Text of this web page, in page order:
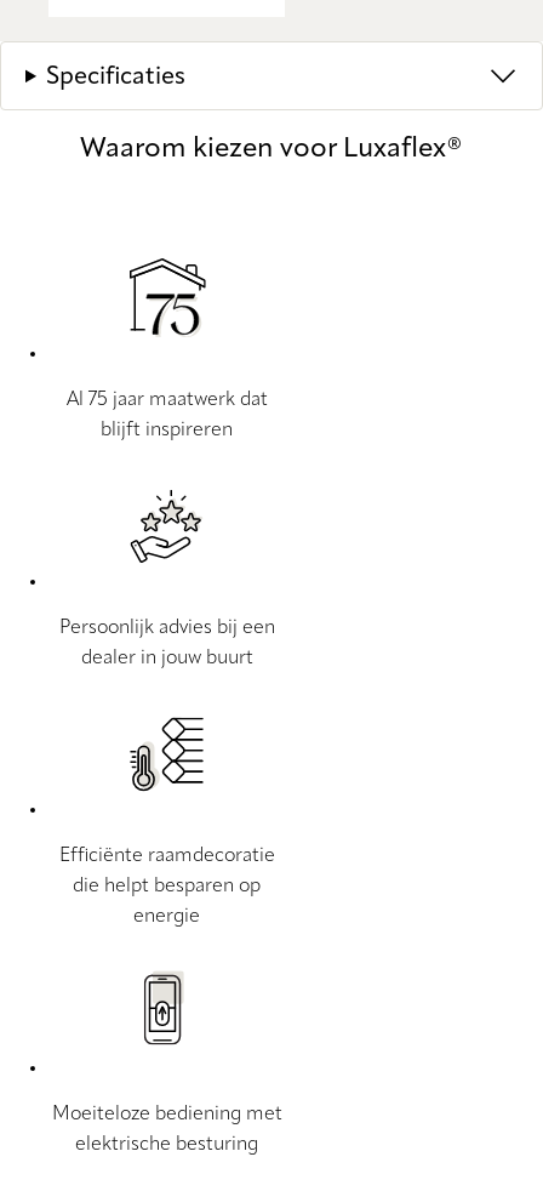
Specificaties
Waarom kiezen voor Luxaflex®
Al 75 jaar maatwerk dat
blijft inspireren
Persoonlijk advies bij een
dealer in jouw buurt
Efficiënte raamdecoratie
die helpt besparen op
energie
Moeiteloze bediening met
elektrische besturing